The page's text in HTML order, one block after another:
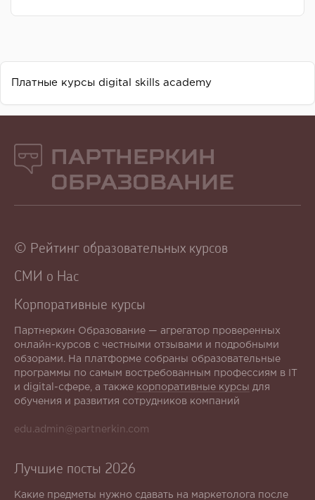
Платные курсы digital skills academy
Партнеркин
Образование
© Рейтинг образовательных курсов
СМИ о Нас
Корпоративные курсы
Партнеркин Образование — агрегатор проверенных
онлайн-курсов с честными отзывами и подробными
обзорами. На платформе собраны образовательные
программы по самым востребованным профессиям в IT
и digital-сфере, а также корпоративные курсы для
обучения и развития сотрудников компаний
edu.admin@partnerkin.com
Лучшие посты 2026
Какие предметы нужно сдавать на маркетолога после